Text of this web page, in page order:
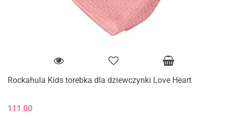
Rockahula Kids torebka dla dziewczynki Love Heart
111.00